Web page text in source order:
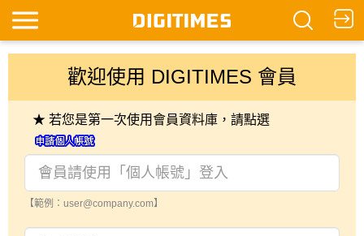
歡迎使用 DIGITIMES 會員
★ 若您是第一次使用會員資料庫，請點選
【範例：user@company.com】